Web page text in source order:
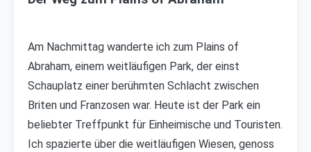
Am Nachmittag wanderte ich zum Plains of
Abraham, einem weitläufigen Park, der einst
Schauplatz einer berühmten Schlacht zwischen
Briten und Franzosen war. Heute ist der Park ein
beliebter Treffpunkt für Einheimische und Touristen.
Ich spazierte über die weitläufigen Wiesen, genoss